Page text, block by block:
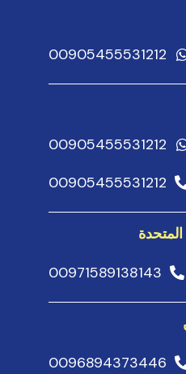
00905455531212
00905455531212
00905455531212
00971589138143
0096894373446